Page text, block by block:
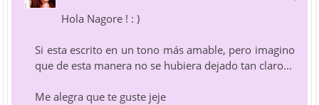
Hola Nagore ! : )
Si esta escrito en un tono más amable, pero imagino
que de esta manera no se hubiera dejado tan claro...
Me alegra que te guste jeje